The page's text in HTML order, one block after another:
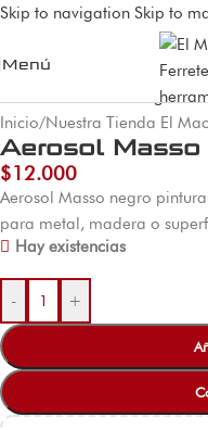
Skip to navigation Skip to
Menú
Inicio/Nuestra Tienda El
Aerosol
$12.000
Aerosol Masso negro
para metal, madera o
Hay existencias
- +